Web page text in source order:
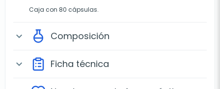
Caja con 80 cápsulas.
expand_more Composición
expand_more Ficha técnica